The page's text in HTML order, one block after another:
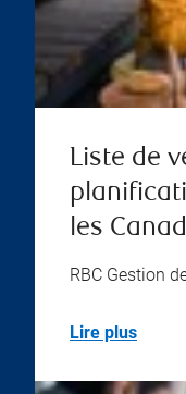
Liste de
les
RBC Gestion
Lire plus